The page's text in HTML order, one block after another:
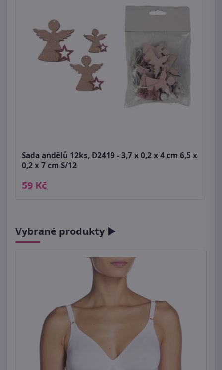
Sada andělů 12ks, D2419 - 3,7 x 0,2 x 4 cm 6,5 x
0,2 x 7 cm S/12
59 Kč
Vybrané produkty ►